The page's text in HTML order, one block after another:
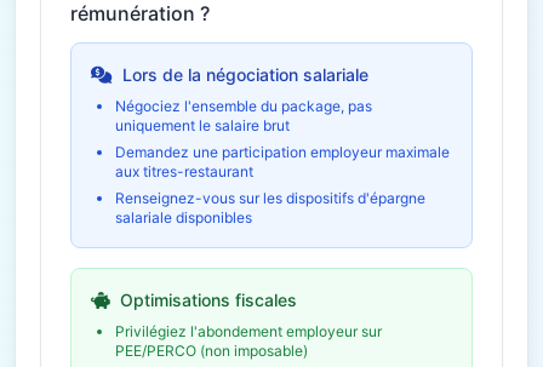
Télétravail
Formation et
développement
an
Budget formation personnel
Épargne salariale
(PEE/PERCO)
11 269 € /
an
Abondement employeur
Économie fiscale potentielle
rémunération ?
Lors de la négociation salariale
Négociez l'ensemble du package, pas
uniquement le salaire brut
Demandez une participation employeur maximale
aux titres-restaurant
Renseignez-vous sur les dispositifs d'épargne
salariale disponibles
Optimisations fiscales
Privilégiez l'abondement employeur sur
PEE/PERCO (non imposable)